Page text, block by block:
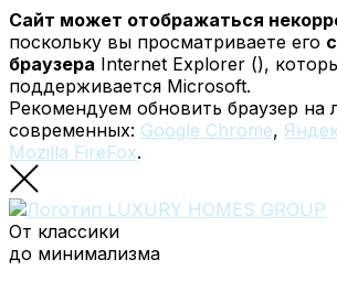
Сайт может отображаться
поскольку вы просматриваете его
браузера Internet Explorer (),
поддерживается Microsoft.
Рекомендуем обновить браузер на
современных: Google Chrome,
Mozilla FireFox.
От классики
до минимализма